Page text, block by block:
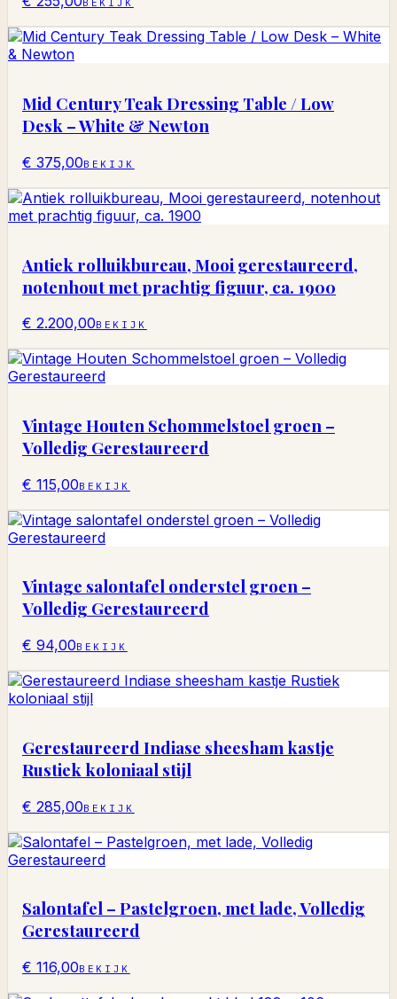
BEKIJK
Mid Century Teak Dressing Table / Low
Desk – White & Newton
€ 375,00BEKIJK
Antiek rolluikbureau, Mooi gerestaureerd,
notenhout met prachtig figuur, ca. 1900
€ 2.200,00BEKIJK
Vintage Houten Schommelstoel groen –
Volledig Gerestaureerd
€ 115,00BEKIJK
Vintage salontafel onderstel groen –
Volledig Gerestaureerd
€ 94,00BEKIJK
Gerestaureerd Indiase sheesham kastje
Rustiek koloniaal stijl
€ 285,00BEKIJK
Salontafel – Pastelgroen, met lade, Volledig
Gerestaureerd
€ 116,00BEKIJK